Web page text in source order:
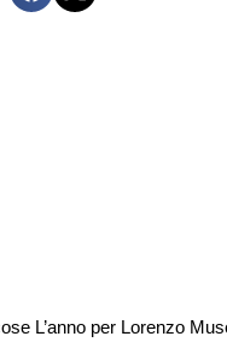
L’anno per Lorenzo